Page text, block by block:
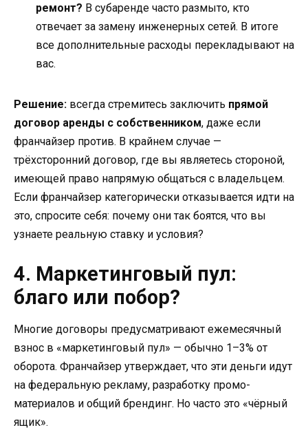
ремонт? В субаренде часто размыто, кто
отвечает за замену инженерных сетей. В итоге
все дополнительные расходы перекладывают на
вас.
Решение: всегда стремитесь заключить прямой
договор аренды с собственником, даже если
франчайзер против. В крайнем случае —
трёхсторонний договор, где вы являетесь стороной,
имеющей право напрямую общаться с владельцем.
Если франчайзер категорически отказывается идти на
это, спросите себя: почему они так боятся, что вы
узнаете реальную ставку и условия?
4. Маркетинговый пул:
благо или побор?
Многие договоры предусматривают ежемесячный
взнос в «маркетинговый пул» — обычно 1–3% от
оборота. Франчайзер утверждает, что эти деньги идут
на федеральную рекламу, разработку промо-
материалов и общий брендинг. Но часто это «чёрный
ящик».